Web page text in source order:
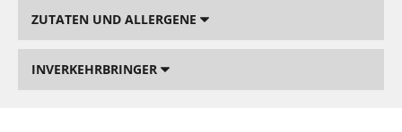
ZUTATEN UND ALLERGENE
INVERKEHRBRINGER